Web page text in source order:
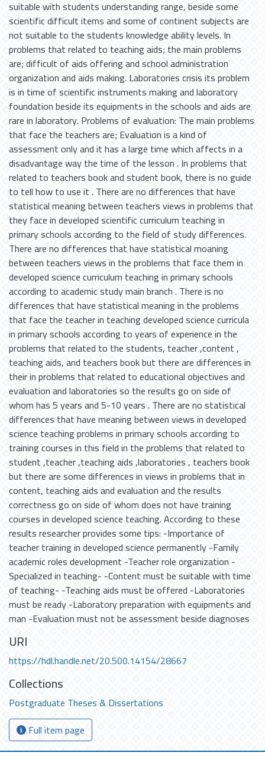
suitable with students understanding range, beside some
scientific difficult items and some of continent subjects are
not suitable to the students knowledge ability levels. In
problems that related to teaching aids; the main problems
are; difficult of aids offering and school administration
organization and aids making. Laboratories crisis its problem
is in time of scientific instruments making and laboratory
foundation beside its equipments in the schools and aids are
rare in laboratory. Problems of evaluation: The main problems
that face the teachers are; Evaluation is a kind of
assessment only and it has a large time which affects in a
disadvantage way the time of the lesson . In problems that
related to teachers book and student book, there is no guide
to tell how to use it . There are no differences that have
statistical meaning between teachers views in problems that
they face in developed scientific curriculum teaching in
primary schools according to the field of study differences.
There are no differences that have statistical moaning
between teachers views in the problems that face them in
developed science curriculum teaching in primary schools
according to academic study main branch . There is no
differences that have statistical meaning in the problems
that face the teacher in teaching developed science curricula
in primary schools according to years of experience in the
problems that related to the students, teacher ,content ,
teaching aids, and teachers book but there are differences in
their in problems that related to educational objectives and
evaluation and laboratories so the results go on side of
whom has 5 years and 5-10 years . There are no statistical
differences that have meaning between views in developed
science teaching problems in primary schools according to
training courses in this field in the problems that related to
student ,teacher ,teaching aids ,laboratories , teachers book
but there are some differences in views in problems that in
content, teaching aids and evaluation and the results
correctness go on side of whom does not have training
courses in developed science teaching. According to these
results researcher provides some tips: -Importance of
teacher training in developed science permanently -Family
academic roles development -Teacher role organization -
Specialized in teaching- -Content must be suitable with time
of teaching- -Teaching aids must be offered -Laboratories
must be ready -Laboratory preparation with equipments and
man -Evaluation must not be assessment beside diagnoses
URI
https://hdl.handle.net/20.500.14154/28667
Collections
Postgraduate Theses & Dissertations
Full item page